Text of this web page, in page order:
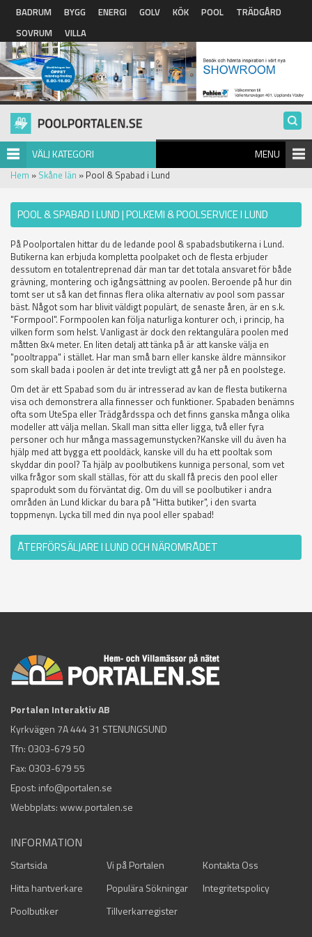
Hoppa till huvudinnehåll
BADRUM BYGG ENERGI GOLV KÖK POOL
TRÄDGÅRD
SOVRUM
VILLA
VÄLJ KATEGORI MENU
Hem » Skåne län » Pool & Spabad i Lund
POOL & SPABAD I LUND | POLKEMI & POOLSERVICE I LUND
På Poolportalen hittar du de ledande pool & spabadsbutikerna i Lund.
Butikerna kan erbjuda kompletta poolpaket och de flesta erbjuder
dessutom en totalentreprenad där man tar det totala ansvaret för både
grävning, montering och igångsättning av poolen. Beroende på hur din
tomt ser ut så kan det finnas flera olika alternativ av pool som passar
bäst. Något som har blivit väldigt populärt, de senaste åren, är en s.k.
"Formpool". Formpoolen kan följa naturliga konturer och, i princip, ha
vilken form som helst. Vanligast är dock den rektangulära poolen med
måtten 8x4 meter. En liten detalj att tänka på är att kanske välja en
"pooltrappa" i stället. Har man små barn eller kanske äldre männsikor
som skall bada i poolen är det inte trevligt att gå ner på en poolstege.
Om det är ett Spabad som du är intresserad av kan de flesta butikerna
visa och demonstrera alla finnesser och funktioner. Spabaden benämns
ofta som UteSpa eller Trädgårdsspa och det finns ganska många olika
modeller att välja mellan. Skall man sitta eller ligga, två eller fyra
personer och hur många massagemunstycken?Kanske vill du även ha
hjälp med att bygga ett pooldäck, kanske vill du ha ett pooltak som
skyddar din pool? Ta hjälp av poolbutikens kunniga personal, som vet
vilka frågor som skall ställas, för att du skall få precis den pool eller
spaprodukt som du förväntat dig. Om du vill se poolbutiker i andra
områden än Lund klickar du bara på "Hitta butiker", i den svarta
toppmenyn. Lycka till med din nya pool eller spabad!
ÅTERFÖRSÄLJARE I LUND OCH NÄROMRÅDET
Portalen Interaktiv AB
Kyrkvägen 7A 444 31 STENUNGSUND
Tfn: 0303-679 50
Fax: 0303-679 55
Epost: info@portalen.se
Webbplats: www.portalen.se
INFORMATION
Startsida Vi på Portalen
Kontakta Oss
Hitta hantverkare
Populära Sökningar
Integritetspolicy
Poolbutiker
Tillverkarregister